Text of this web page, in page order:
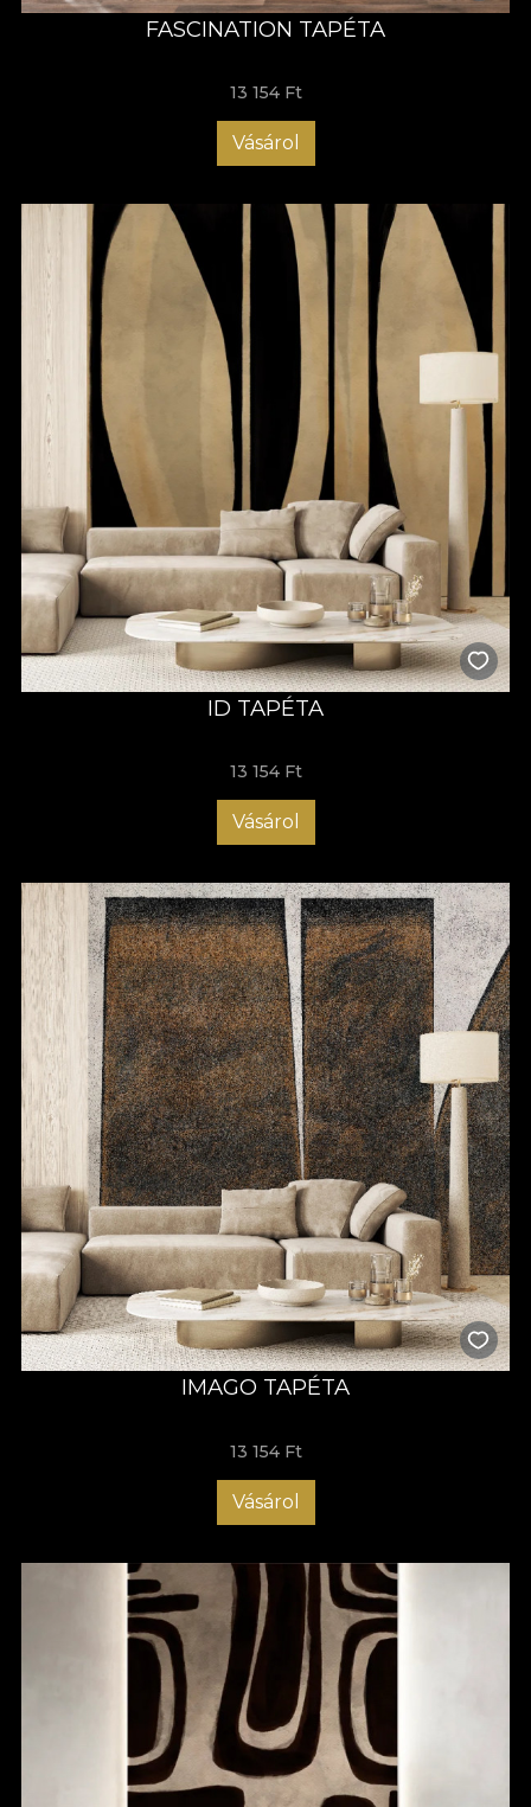
FASCINATION TAPÉTA
13 154 Ft
Vásárol
ID TAPÉTA
13 154 Ft
Vásárol
IMAGO TAPÉTA
13 154 Ft
Vásárol